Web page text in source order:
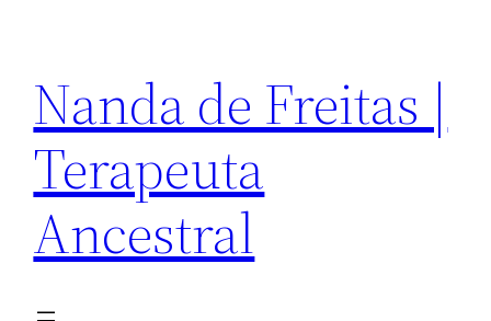
conteúdo
Nanda de Freitas |
Terapeuta
Ancestral